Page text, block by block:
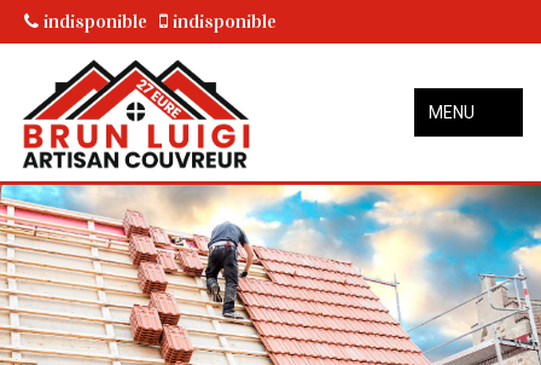
indisponible indisponible
MENU